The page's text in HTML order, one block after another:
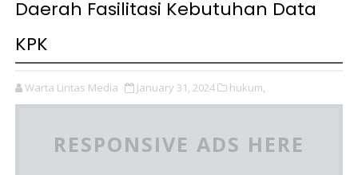
Daerah Fasilitasi Kebutuhan Data
KPK
Warta Lintas Media January 31, 2024 hukum,
RESPONSIVE ADS HERE